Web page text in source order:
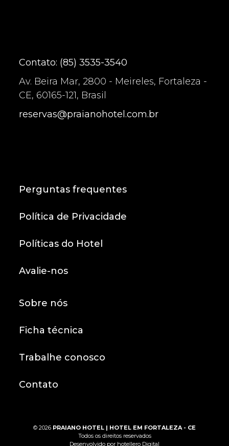
Contato: (85) 3535-3540
Av. Beira Mar, 2800 - Meireles, Fortaleza -
CE, 60165-121, Brasil
reservas@praianohotel.com.br
Perguntas frequentes
Política de Privacidade
Políticas do Hotel
Avalie-nos
Sobre nós
Ficha técnica
Trabalhe conosco
Contato
© 2026 PRAIANO HOTEL | HOTEL EM FORTALEZA - CE
Todos os direitos reservados
Desenvolvido por hotellero Digital